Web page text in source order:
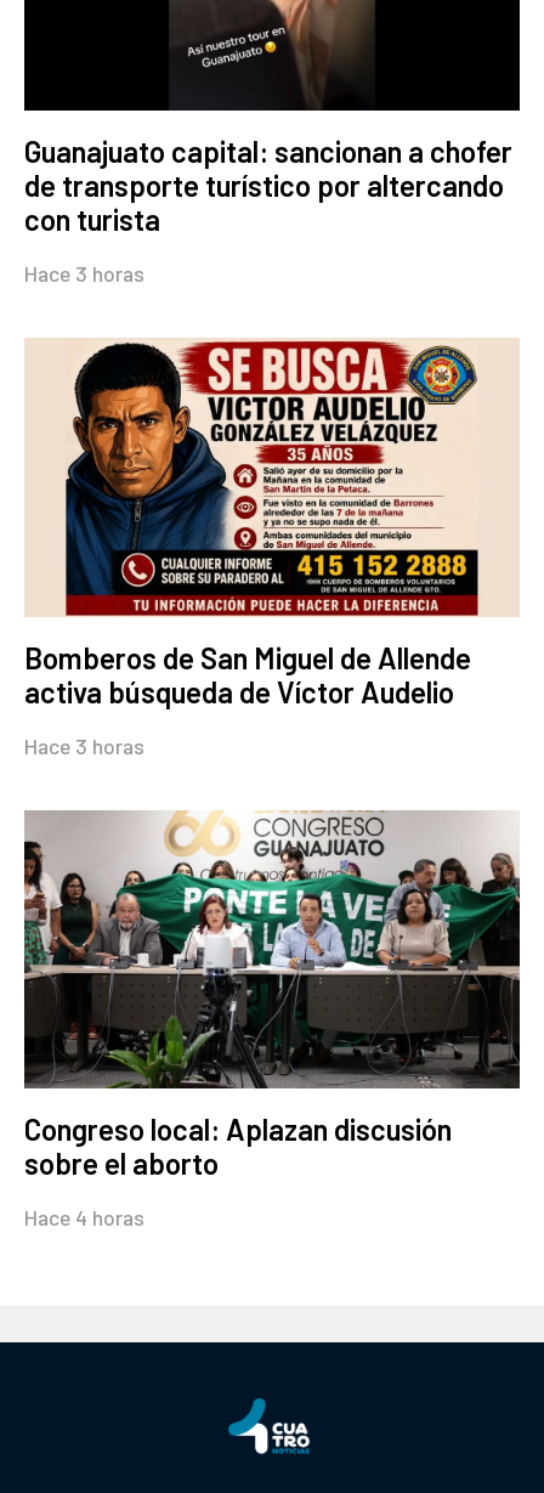
Guanajuato capital: sancionan a chofer
de transporte turístico por altercando
con turista
Hace 3 horas
Bomberos de San Miguel de Allende
activa búsqueda de Víctor Audelio
Hace 3 horas
Congreso local: Aplazan discusión
sobre el aborto
Hace 4 horas